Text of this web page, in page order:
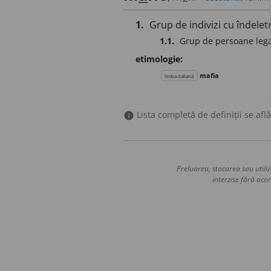
1. Grup de indivizi cu
1.1. Grup de persoane
etimologie:
limba italiană mafia
info Lista completă de definiții se
Preluarea, stocarea sau
interzise fără